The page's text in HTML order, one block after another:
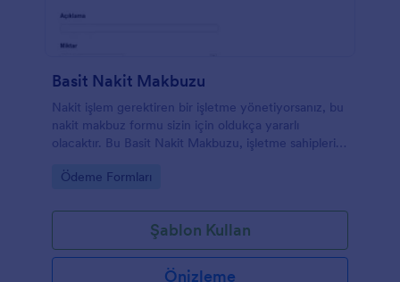
Basit Nakit Makbuzu
Nakit işlem gerektiren bir işletme yönetiyorsanız, bu
nakit makbuz formu sizin için oldukça yararlı
olacaktır. Bu Basit Nakit Makbuzu, işletme sahipleri,
tarafından, müşterilerinden gelen ödeme kanıtı
işletme sahiplerine ve muhasebecilere günlük nakit
işlemlerinde kullanabilecekleri bir nakit makbuz
oluşturmalarında yardımcı olmaktır.
Go to Category:
Ödeme Formları
Şablon Kullan
Önizleme